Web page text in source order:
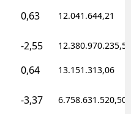
0,63 12.041.644,21
-2,55 12.380.970.235,50
0,64 13.151.313,06
-3,37 6.758.631.520,50